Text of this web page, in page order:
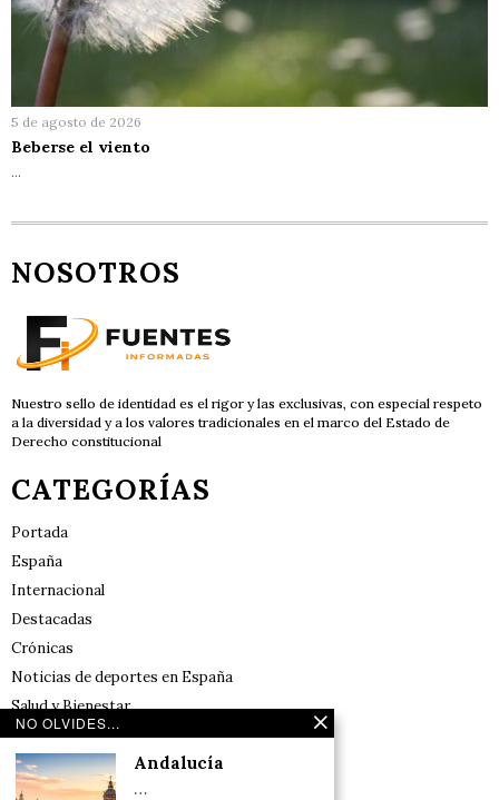
5 de agosto de 2026
Beberse el viento
…
NOSOTROS
Nuestro sello de identidad es el rigor y las exclusivas, con especial respeto
a la diversidad y a los valores tradicionales en el marco del Estado de
Derecho constitucional
CATEGORÍAS
Portada
España
Internacional
Destacadas
Crónicas
Noticias de deportes en España
Salud y Bienestar
Reflexiones
LINKS
NO OLVIDES...
Andalucía
…